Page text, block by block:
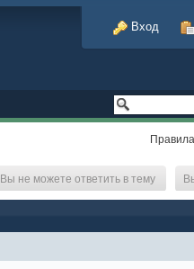
Вход
Правила
Вы не можете ответить в тему